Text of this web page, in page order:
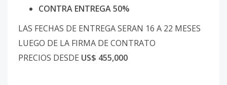
CONTRA ENTREGA 50%
LAS FECHAS DE ENTREGA SERAN 16 A 22 MESES
LUEGO DE LA FIRMA DE CONTRATO
PRECIOS DESDE US$ 455,000